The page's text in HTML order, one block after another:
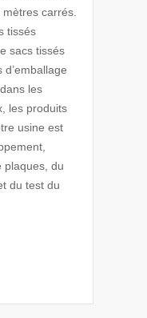
carrés.
tissés
sacs tissés
les
les produits
usine est
plaques, du
du test du